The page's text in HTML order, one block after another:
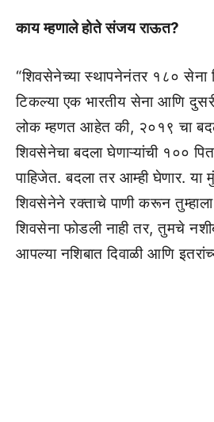
काय म्हणाले होते संजय राऊत?
“शिवसेनेच्या स्थापनेनंतर १८० सेना
टिकल्या एक भारतीय सेना आणि
लोक म्हणत आहेत की, २०१९ चा
शिवसेनेचा बदला घेणाऱ्यांची १००
पाहिजेत. बदला तर आम्ही घेणार. या
शिवसेनेने रक्ताचे पाणी करून
शिवसेना फोडली नाही तर, तुमचे
आपल्या नशिबात दिवाळी आणि